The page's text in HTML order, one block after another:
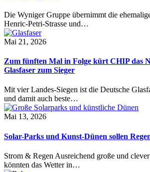
Die Wyniger Gruppe übernimmt die
Henric-Petri-Strasse und…
Mai 21, 2026
Zum fünften Mal in Folge kürt CHIP das
Glasfaser zum Sieger
Mit vier Landes-Siegen ist die Deutsche
und damit auch beste…
Mai 13, 2026
Solar-Parks und Kunst-Dünen sollen
Strom & Regen Ausreichend große und
könnten das Wetter in…